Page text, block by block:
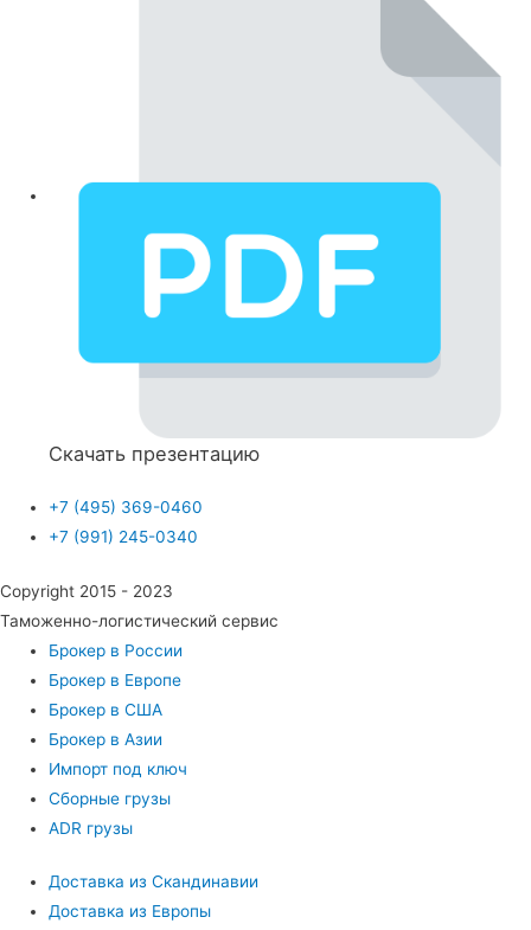
Скачать презентацию
+7 (495) 369-0460
+7 (991) 245-0340
Copyright 2015 - 2023
Таможенно-логистический сервис
Брокер в России
Брокер в Европе
Брокер в США
Брокер в Азии
Импорт под ключ
Сборные грузы
ADR грузы
Доставка из Скандинавии
Доставка из Европы